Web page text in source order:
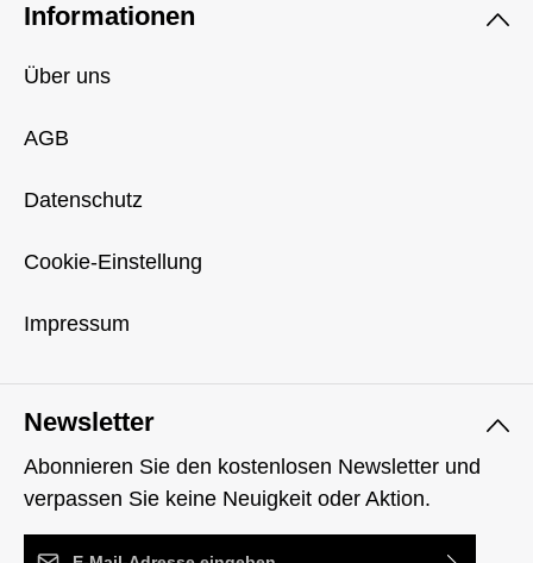
Newsletter
Abonnieren Sie den kostenlosen Newsletter und
verpassen Sie keine Neuigkeit oder Aktion.
E-Mail-Adresse*
Informationen
Über uns
AGB
Datenschutz
Cookie-Einstellung
Impressum